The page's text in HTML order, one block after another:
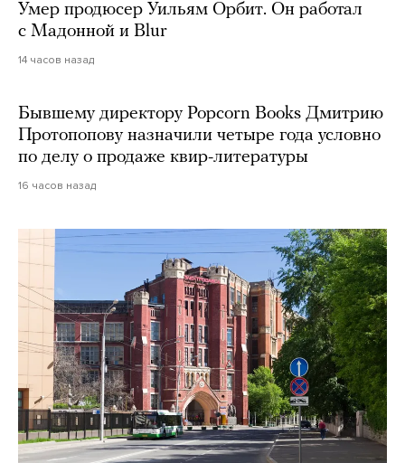
Умер продюсер Уильям Орбит. Он работал
с Мадонной и Blur
14 часов назад
Бывшему директору Popcorn Books Дмитрию
Протопопову назначили четыре года условно
по делу о продаже квир-литературы
16 часов назад